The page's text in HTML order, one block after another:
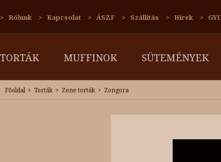
Rólunk Kapcsolat ÁSZF Szállítás Hírek
TORTÁK MUFFINOK SÜTEMÉNYEK
Főoldal Torták Zene torták Zongora